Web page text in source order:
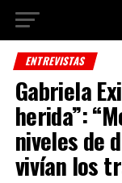
ENTREVISTAS
Gabriela
herida”:
niveles de
vivían los